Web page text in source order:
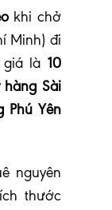
khi chở
Minh) đi
giá là 10
Sài
Yên
nguyên
thước